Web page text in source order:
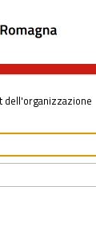
dell'organizzazione